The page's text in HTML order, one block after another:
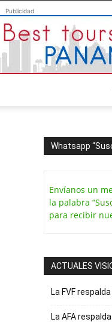
Publicidad
Whatsapp
Envíanos un
la palabra
para recibir
ACTUALES
La FVF
La AFA